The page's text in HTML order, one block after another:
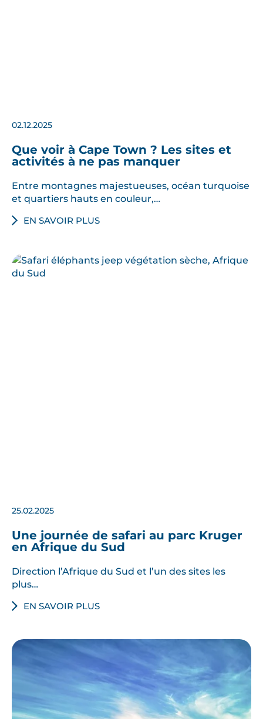
02.12.2025
Que voir à Cape Town ? Les sites et
activités à ne pas manquer
Entre montagnes majestueuses, océan turquoise
et quartiers hauts en couleur,…
EN SAVOIR PLUS
25.02.2025
Une journée de safari au parc Kruger
en Afrique du Sud
Direction l’Afrique du Sud et l’un des sites les
plus…
EN SAVOIR PLUS